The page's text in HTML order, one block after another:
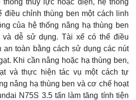
thủy lực hoặc điện, hệ thống
điều chỉnh thùng ben một cách linh
của hệ thống nâng hạ thùng ben
dễ sử dụng. Tài xế có thể điều
an toàn bằng cách sử dụng các nút
Khi cần nâng hoặc hạ thùng ben,
và thực hiện tác vụ một cách tự
nâng hạ thùng ben và cơ chế hoạt
N75S 3.5 tấn làm tăng tính tiện